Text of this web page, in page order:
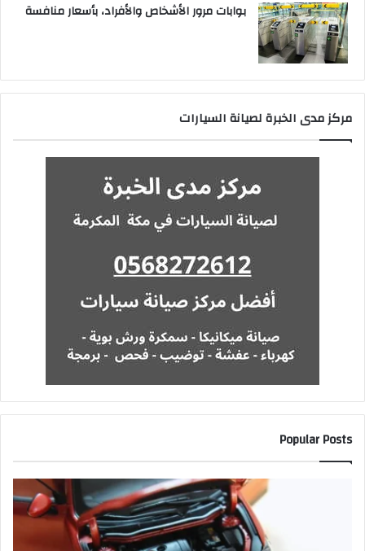
بوابات مرور الأشخاص والأفراد، بأسعار منافسة
مركز مدى الخبرة لصيانة السيارات
Popular Posts